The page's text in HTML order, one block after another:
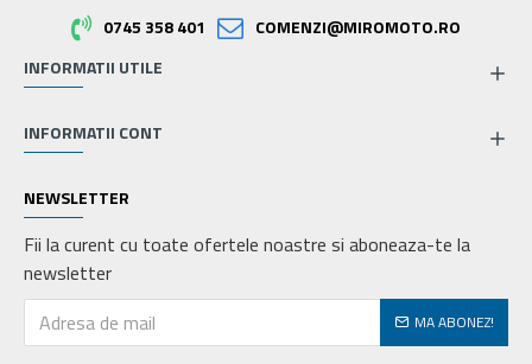
0745 358 401
COMENZI@MIROMOTO.RO
INFORMATII UTILE
INFORMATII CONT
NEWSLETTER
Fii la curent cu toate ofertele noastre si aboneaza-te la
newsletter
MA ABONEZ!